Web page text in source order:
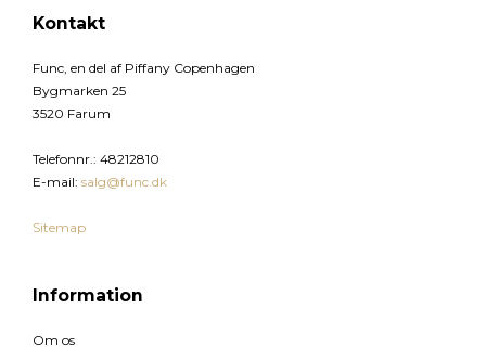
Kontakt
Func, en del af Piffany Copenhagen
Bygmarken 25
3520 Farum
Telefonnr.: 48212810
E-mail: salg@func.dk
Sitemap
Information
Om os